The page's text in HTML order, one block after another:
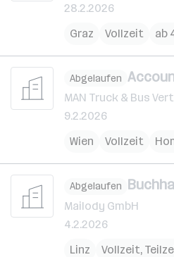
28.2.2026
Graz
Vollzeit ab
Abgelaufen
MAN Truck & Bus
9.2.2026
Wien
Vollzeit
Abgelaufen
Mailody GmbH
4.2.2026
Linz
Vollzeit,